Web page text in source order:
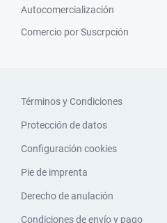
Autocomercialización
Comercio por Suscrpción
Términos y Condiciones
Protección de datos
Configuración cookies
Pie de imprenta
Derecho de anulación
Condiciones de envío y pago